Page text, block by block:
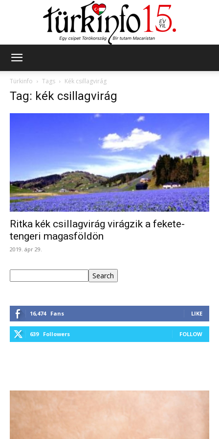
Türkinfo
Tags Kék csillagvirág
Tag: kék csillagvirág
Ritka kék csillagvirág virágzik a fekete-
tengeri magasföldön
2019. ápr 29.
Search
16,474 Fans LIKE
639 Followers FOLLOW